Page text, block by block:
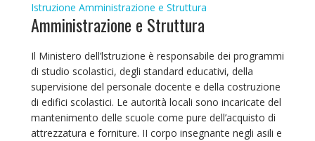
Istruzione Amministrazione e Struttura
Amministrazione e Struttura
Il Ministero dell’lstruzione è responsabile dei programmi
di studio scolastici, degli standard educativi, della
supervisione del personale docente e della costruzione
di edifici scolastici. Le autorità locali sono incaricate del
mantenimento delle scuole come pure dell’acquisto di
attrezzatura e forniture. II corpo insegnante negli asili e